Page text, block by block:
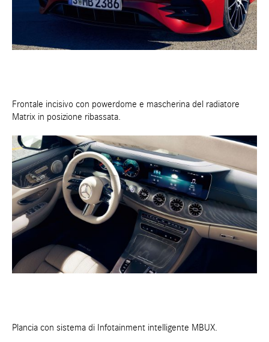
Frontale incisivo con powerdome e mascherina del radiatore
Matrix in posizione ribassata.
Plancia con sistema di Infotainment intelligente MBUX.